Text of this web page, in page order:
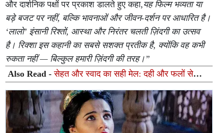
और दार्शनिक पक्षों पर प्रकाश डालते हुए कहा,यह फिल्म भव्यता या
बड़े बजट पर नहीं, बल्कि भावनाओं और जीवन-दर्शन पर आधारित है।
‘लालो’ इंसानी रिश्तों, आस्था और निरंतर चलती ज़िंदगी का उत्सव
है। रिक्शा इस कहानी का सबसे सशक्त प्रतीक है, क्योंकि वह कभी
रुकता नहीं — बिल्कुल हमारी ज़िंदगी की तरह।”
Also Read -सेहत और स्वाद का सही मेल: दही और फलों से
मिनटों में बनाएं ये 5 सुपर-हेल्दी रेसिपीज़